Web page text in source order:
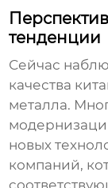
тенденции
Сейчас
качества
металла.
новых
компаний,